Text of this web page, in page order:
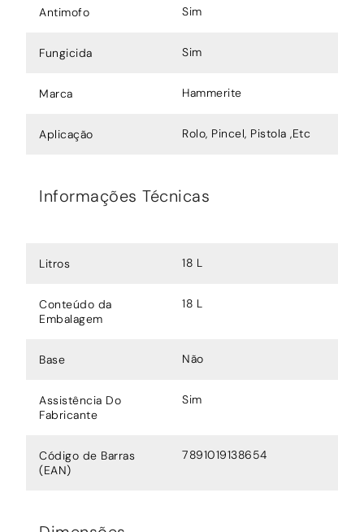
Antimofo Sim
Fungicida Sim
Marca Hammerite
Aplicação Rolo, Pincel, Pistola ,Etc
Informações Técnicas
Litros 18 L
Conteúdo da
Embalagem
18 L
Base Não
Assistência Do
Fabricante
Sim
Código de Barras
(EAN)
7891019138654